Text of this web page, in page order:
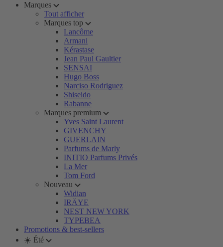
Marques
Tout afficher
Marques top
Lancôme
Armani
Kérastase
Jean Paul Gaultier
SENSAI
Hugo Boss
Narciso Rodriguez
Shiseido
Rabanne
Marques premium
Yves Saint Laurent
GIVENCHY
GUERLAIN
Parfums de Marly
INITIO Parfums Privés
La Mer
Tom Ford
Nouveau
Widian
IRÄYE
NEST NEW YORK
TYPEBEA
Promotions & best-sellers
☀️ Été